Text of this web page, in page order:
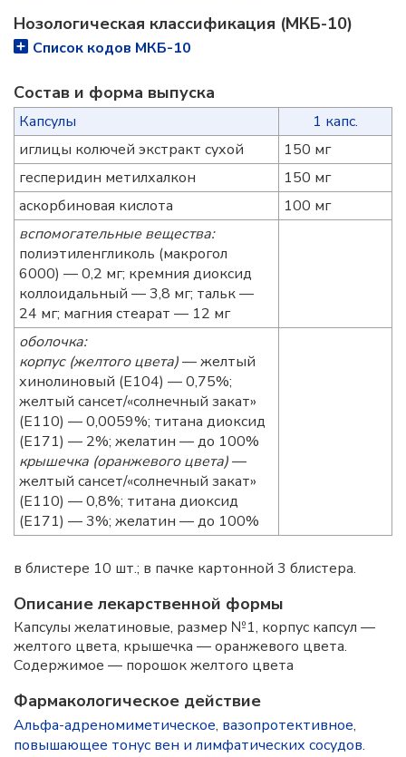
Нозологическая классификация (МКБ-10)
Список кодов МКБ-10
Состав и форма выпускa
Капсулы
1 капс.
иглицы колючей экстракт сухой
150 мг
гесперидин метилхалкон
150 мг
аскорбиновая кислота
100 мг
вспомогательные вещества:
полиэтиленгликоль (макрогол
6000) — 0,2 мг; кремния диоксид
коллоидальный — 3,8 мг; тальк —
24 мг; магния стеарат — 12 мг
оболочка:
корпус (желтого цвета)— желтый
хинолиновый (Е104) — 0,75%;
желтый сансет/«солнечный закат»
(Е110) — 0,0059%; титана диоксид
(Е171) — 2%; желатин — до 100%
крышечка (оранжевого цвета)—
желтый сансет/«солнечный закат»
(Е110) — 0,8%; титана диоксид
(Е171) — 3%; желатин — до 100%
в блистере 10 шт.; в пачке картонной 3 блистера.
Описание лекарственной формы
Капсулы желатиновые, размер №1, корпус капсул —
желтого цвета, крышечка — оранжевого цвета.
Содержимое — порошок желтого цвета
Фармакологическое действие
Альфа-адреномиметическое, вазопротективное,
повышающее тонус вен и лимфатических сосудов.